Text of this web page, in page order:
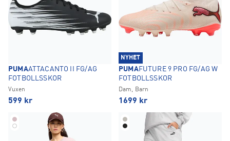
PUMAATTACANTO II FG/AG
FOTBOLLSSKOR
Vuxen
599 kr
NYHET
PUMAFUTURE 9 PRO FG/AG W
FOTBOLLSSKOR
Dam, Barn
1699 kr